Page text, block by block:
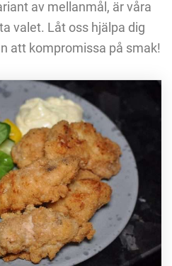
av mellanmål, är våra
valet. Låt oss hjälpa dig
att kompromissa på smak!